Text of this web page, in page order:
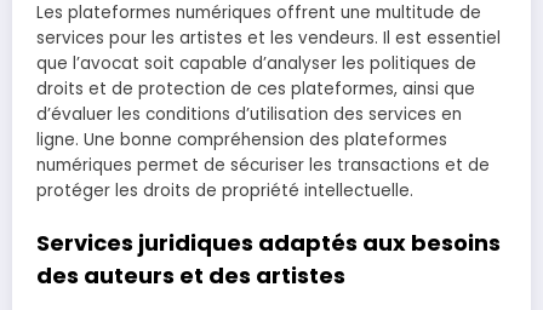
Les plateformes numériques offrent une multitude de
services pour les artistes et les vendeurs. Il est essentiel
que l’avocat soit capable d’analyser les politiques de
droits et de protection de ces plateformes, ainsi que
d’évaluer les conditions d’utilisation des services en
ligne. Une bonne compréhension des plateformes
numériques permet de sécuriser les transactions et de
protéger les droits de propriété intellectuelle.
Services juridiques adaptés aux besoins
des auteurs et des artistes